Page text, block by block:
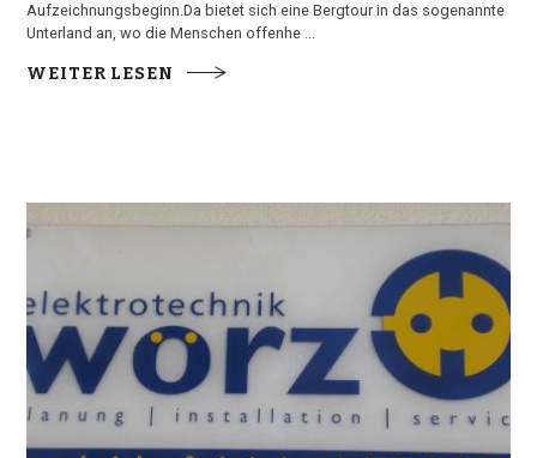
Aufzeichnungsbeginn.Da bietet sich eine Bergtour in das sogenannte
Unterland an, wo die Menschen offenhe ...
WEITER LESEN